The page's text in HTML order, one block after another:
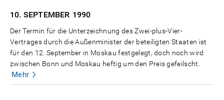
10. SEPTEMBER 1990
Der Termin für die Unterzeichnung des Zwei-plus-Vier-
Vertrages durch die Außenminister der beteiligten Staaten ist
für den 12. September in Moskau festgelegt, doch noch wird
zwischen Bonn und Moskau heftig um den Preis gefeilscht.
Mehr